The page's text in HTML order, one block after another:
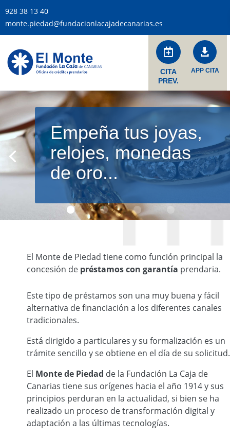
928 38 13 40
monte.piedad@fundacionlacajadecanarias.es

CITA
PREV.

APP CITA
El Monte de Piedad tiene como función principal la
concesión de préstamos con garantía prendaria.
Este tipo de préstamos son una muy buena y fácil
alternativa de financiación a los diferentes canales
tradicionales.
Está dirigido a particulares y su formalización es un
trámite sencillo y se obtiene en el día de su solicitud.
El Monte de Piedad de la Fundación La Caja de
Canarias tiene sus orígenes hacia el año 1914 y sus
principios perduran en la actualidad, si bien se ha
realizado un proceso de transformación digital y
adaptación a las últimas tecnologías.